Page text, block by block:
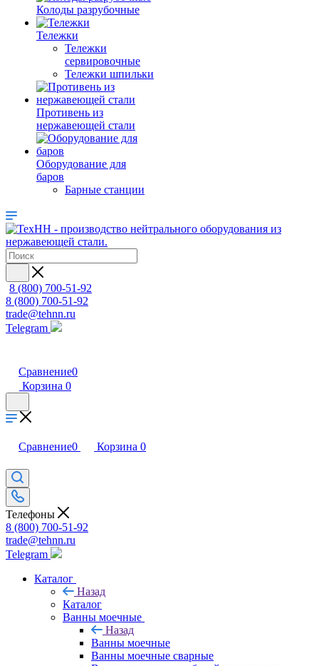
Колоды разрубочные
Тележки
Тележки
сервировочные
Тележки шпильки
Противень из
нержавеющей стали
Оборудование для
баров
Барные станции
8 (800) 700-51-92
8 (800) 700-51-92
trade@tehnn.ru
Telegram
Сравнение0
Корзина 0
Сравнение0 Корзина 0
Телефоны
8 (800) 700-51-92
trade@tehnn.ru
Telegram
Каталог
Назад
Каталог
Ванны моечные
Назад
Ванны моечные
Ванны моечные сварные